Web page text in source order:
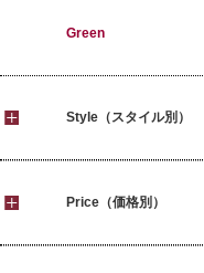
Green
Style（スタイル別）
Price（価格別）